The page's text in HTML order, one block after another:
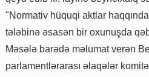
"Normativ hüquqi aktlar
tələbinə əsasən bir oxunuşda
Məsələ barədə məlumat verən
parlamentlərarası əlaqələr